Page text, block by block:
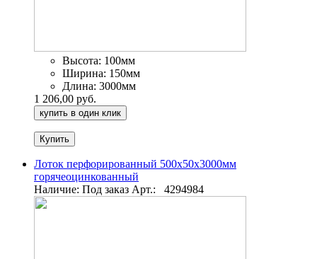
Высота: 100мм
Ширина: 150мм
Длина: 3000мм
1 206,00 руб.
купить в один клик
Лоток перфорированный 500х50х3000мм
горячеоцинкованный
Наличие: Под заказ Арт.: 4294984